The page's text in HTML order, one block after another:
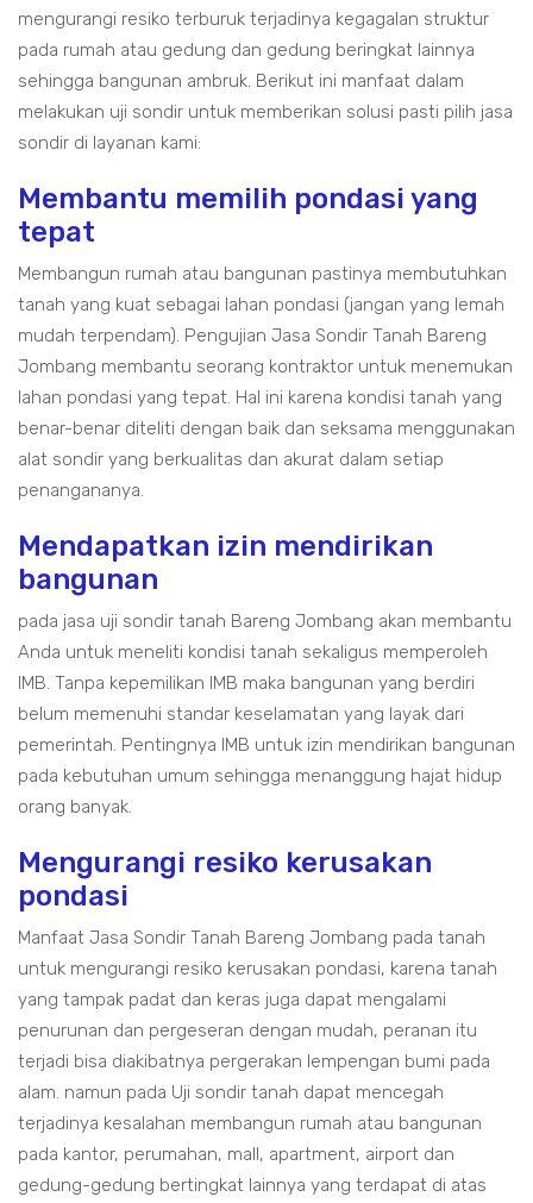
mengurangi resiko terburuk terjadinya kegagalan struktur
pada rumah atau gedung dan gedung beringkat lainnya
sehingga bangunan ambruk. Berikut ini manfaat dalam
melakukan uji sondir untuk memberikan solusi pasti pilih jasa
sondir di layanan kami:
Membantu memilih pondasi yang
tepat
Membangun rumah atau bangunan pastinya membutuhkan
tanah yang kuat sebagai lahan pondasi (jangan yang lemah
mudah terpendam). Pengujian Jasa Sondir Tanah Bareng
Jombang membantu seorang kontraktor untuk menemukan
lahan pondasi yang tepat. Hal ini karena kondisi tanah yang
benar-benar diteliti dengan baik dan seksama menggunakan
alat sondir yang berkualitas dan akurat dalam setiap
penangananya.
Mendapatkan izin mendirikan
bangunan
pada jasa uji sondir tanah Bareng Jombang akan membantu
Anda untuk meneliti kondisi tanah sekaligus memperoleh
IMB. Tanpa kepemilikan IMB maka bangunan yang berdiri
belum memenuhi standar keselamatan yang layak dari
pemerintah. Pentingnya IMB untuk izin mendirikan bangunan
pada kebutuhan umum sehingga menanggung hajat hidup
orang banyak.
Mengurangi resiko kerusakan
pondasi
Manfaat Jasa Sondir Tanah Bareng Jombang pada tanah
untuk mengurangi resiko kerusakan pondasi, karena tanah
yang tampak padat dan keras juga dapat mengalami
penurunan dan pergeseran dengan mudah, peranan itu
terjadi bisa diakibatnya pergerakan lempengan bumi pada
alam. namun pada Uji sondir tanah dapat mencegah
terjadinya kesalahan membangun rumah atau bangunan
pada kantor, perumahan, mall, apartment, airport dan
gedung-gedung bertingkat lainnya yang terdapat di atas